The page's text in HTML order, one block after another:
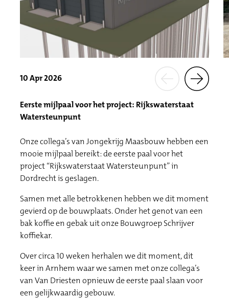
10 Apr 2026
Eerste mijlpaal voor het project: Rijkswaterstaat
Watersteunpunt
Onze collega’s van Jongekrijg Maasbouw hebben een
mooie mijlpaal bereikt: de eerste paal voor het
project “Rijkswaterstaat Watersteunpunt” in
Dordrecht is geslagen.
Samen met alle betrokkenen hebben we dit moment
gevierd op de bouwplaats. Onder het genot van een
bak koffie en gebak uit onze Bouwgroep Schrijver
koffiekar.
Over circa 10 weken herhalen we dit moment, dit
keer in Arnhem waar we samen met onze collega’s
van Van Driesten opnieuw de eerste paal slaan voor
een gelijkwaardig gebouw.